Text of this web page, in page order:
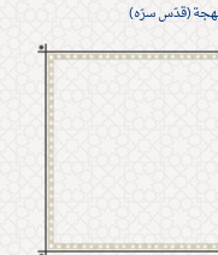
(قدّس سرّه)